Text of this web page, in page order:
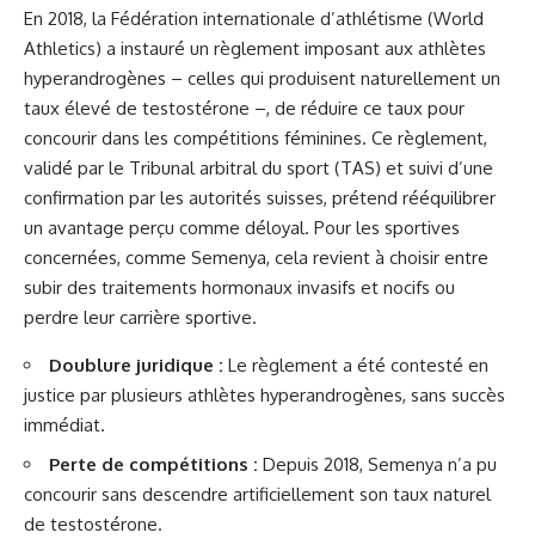
En 2018, la Fédération internationale d’athlétisme (World
Athletics) a instauré un règlement imposant aux athlètes
hyperandrogènes – celles qui produisent naturellement un
taux élevé de testostérone –, de réduire ce taux pour
concourir dans les compétitions féminines. Ce règlement,
validé par le Tribunal arbitral du sport (TAS) et suivi d’une
confirmation par les autorités suisses, prétend rééquilibrer
un avantage perçu comme déloyal. Pour les sportives
concernées, comme Semenya, cela revient à choisir entre
subir des traitements hormonaux invasifs et nocifs ou
perdre leur carrière sportive.
Doublure juridique : Le règlement a été contesté en
justice par plusieurs athlètes hyperandrogènes, sans succès
immédiat.
Perte de compétitions : Depuis 2018, Semenya n’a pu
concourir sans descendre artificiellement son taux naturel
de testostérone.